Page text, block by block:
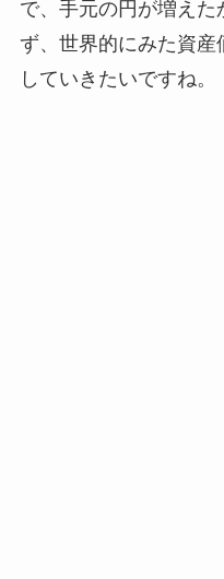
で、手元の円が増え
ず、世界的にみた資
していきたいですね。